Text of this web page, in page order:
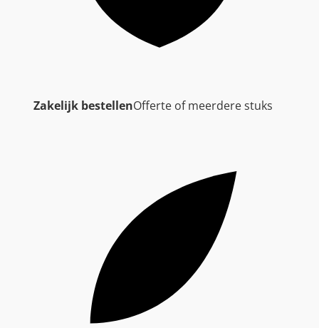
Zakelijk bestellenOfferte of meerdere stuks